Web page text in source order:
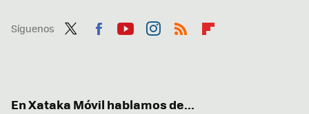
Síguenos
En Xataka Móvil hablamos de...